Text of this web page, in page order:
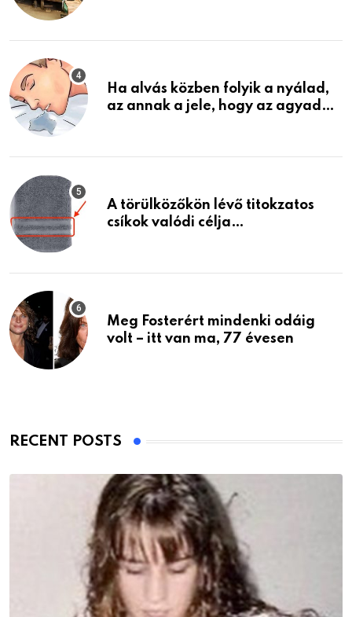
életemet
Ha alvás közben folyik a nyálad,
az annak a jele, hogy az agyad…
A törülközőkön lévő titokzatos
csíkok valódi célja…
Meg Fosterért mindenki odáig
volt – itt van ma, 77 évesen
RECENT POSTS